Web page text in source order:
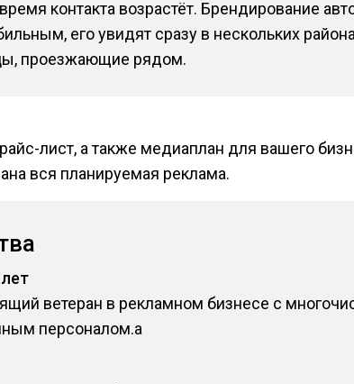
контакта возрастёт. Брендирование
его увидят сразу в нескольких
проезжающие рядом.
лист, а также медиаплан для вашего
вся планируемая реклама.
ветеран в рекламном бизнесе с
персоналом.a